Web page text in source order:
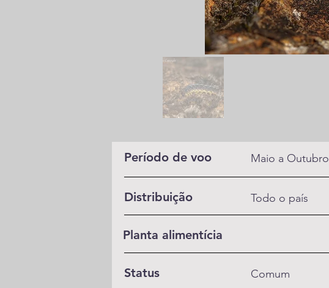
Período de voo Maio a Outubro
Distribuição Todo o país
Planta alimentícia
Status Comum